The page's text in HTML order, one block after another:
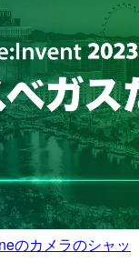
のカメラのシャッ